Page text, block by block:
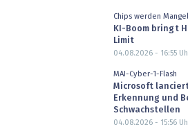
Chips werden
KI-Boom bringt
Limit
04.08.2026 - 16:55
MAI-Cyber-1-Flash
Microsoft
Erkennung und
Schwachstellen
04.08.2026 - 15:56